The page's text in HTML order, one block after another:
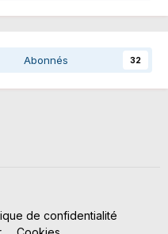
Abonnés 32
de confidentialité